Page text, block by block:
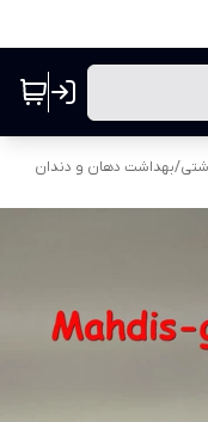
/بهداشت دهان و دندان